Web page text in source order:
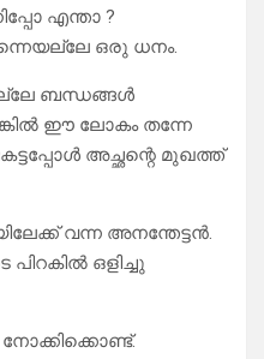
എന്താ ?
ഒരു ധനം.
ബന്ധങ്ങൾ
ഈ ലോകം തന്നേ
അച്ഛന്റെ മുഖത്ത്
വന്ന അനന്തേട്ടൻ.
ഒളിച്ചു